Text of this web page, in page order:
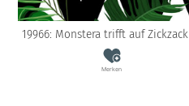
19966: Monstera trifft auf Zickzack
Merken